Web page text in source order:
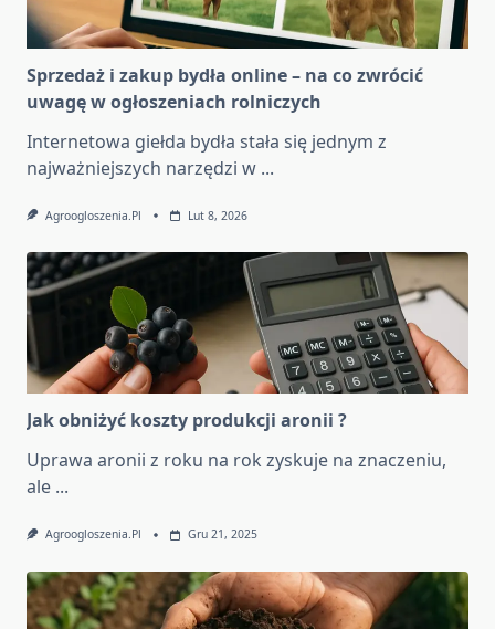
Sprzedaż i zakup bydła online – na co zwrócić
uwagę w ogłoszeniach rolniczych
Internetowa giełda bydła stała się jednym z
najważniejszych narzędzi w ...
Agroogloszenia.pl Lut 8, 2026
Jak obniżyć koszty produkcji aronii ?
Uprawa aronii z roku na rok zyskuje na znaczeniu,
ale ...
Agroogloszenia.pl Gru 21, 2025